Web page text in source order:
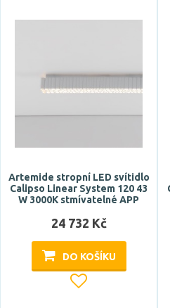
Artemide stropní LED svítidlo
Calipso Linear System 120 43
W 3000K stmívatelné APP
24 732 Kč
DO KOŠÍKU